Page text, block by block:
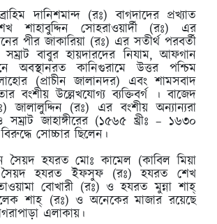
দানিশমান্দ (রঃ) বাগদাদের প্রখ্যাত
শাহাবুদ্দিন সোহরাওয়ার্দী (রঃ) এর
পীর জাকারিয়া (রঃ) এর সতীর্থ পরবর্তী
সম্রাট বাবুর হায়দারদের নিযাম, আফগান
অবস্থানরত কানিগুরামে উত্তর পশ্চিম
(প্রাচীন জালানদর) এবং শামসবাদ
বংশীয় উল্লেখযোগ্য ব্যক্তিবর্গ । বাজেদ
(রঃ) এর বংশীয় অন্যান্যরা
জাহাঙ্গীরের (১৫৬৫ খ্রীঃ – ১৬৩০
সোচ্চার ছিলেন।
হযরত মোঃ কামেল (কাবিল মিয়া
সৈয়দ হযরত ইফসুফ (রঃ) হযরত শেখ
বোখারী (রঃ) ও হযরত মুন্না শাহ্
শাহ্ (রঃ) ও অনেকের মাজার রয়েছে
এলাকায়।